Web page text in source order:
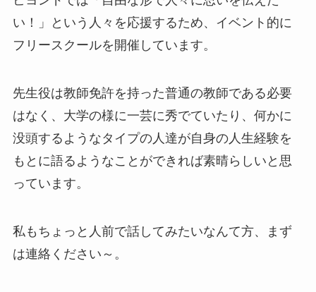
い！」という人々を応援するため、イベント的に
フリースクールを開催しています。
先生役は教師免許を持った普通の教師である必要
はなく、大学の様に一芸に秀でていたり、何かに
没頭するようなタイプの人達が自身の人生経験を
もとに語るようなことができれば素晴らしいと思
っています。
私もちょっと人前で話してみたいなんて方、まず
は連絡ください～。